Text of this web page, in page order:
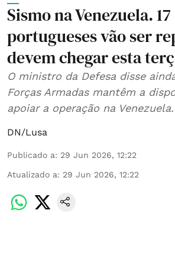
Sismo na Venezuela. 17
portugueses vão ser
devem chegar esta
O ministro da Defesa disse
Forças Armadas mantêm a
apoiar a operação na Venezuela.
DN/Lusa
Publicado a: 29 Jun 2026, 12:22
Atualizado a: 29 Jun 2026, 12:22